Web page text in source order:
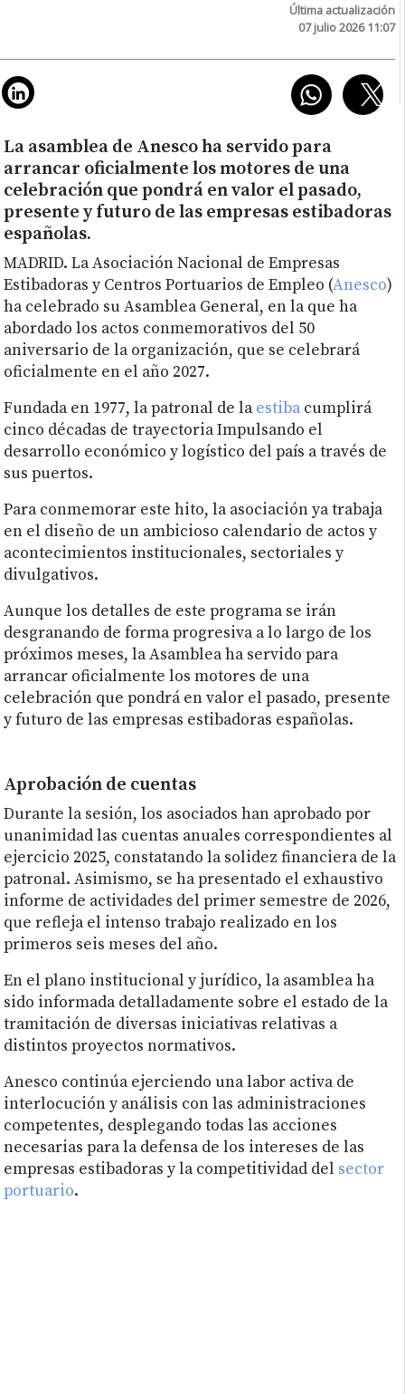
Última actualización
07 julio 2026 11:07
La asamblea de Anesco ha servido para
arrancar oficialmente los motores de una
celebración que pondrá en valor el pasado,
presente y futuro de las empresas estibadoras
españolas.
MADRID. La Asociación Nacional de Empresas
Estibadoras y Centros Portuarios de Empleo (Anesco)
ha celebrado su Asamblea General, en la que ha
abordado los actos conmemorativos del 50
aniversario de la organización, que se celebrará
oficialmente en el año 2027.
Fundada en 1977, la patronal de la estiba cumplirá
cinco décadas de trayectoria Impulsando el
desarrollo económico y logístico del país a través de
sus puertos.
Para conmemorar este hito, la asociación ya trabaja
en el diseño de un ambicioso calendario de actos y
acontecimientos institucionales, sectoriales y
divulgativos.
Aunque los detalles de este programa se irán
desgranando de forma progresiva a lo largo de los
próximos meses, la Asamblea ha servido para
arrancar oficialmente los motores de una
celebración que pondrá en valor el pasado, presente
y futuro de las empresas estibadoras españolas.
Aprobación de cuentas
Durante la sesión, los asociados han aprobado por
unanimidad las cuentas anuales correspondientes al
ejercicio 2025, constatando la solidez financiera de la
patronal. Asimismo, se ha presentado el exhaustivo
informe de actividades del primer semestre de 2026,
que refleja el intenso trabajo realizado en los
primeros seis meses del año.
En el plano institucional y jurídico, la asamblea ha
sido informada detalladamente sobre el estado de la
tramitación de diversas iniciativas relativas a
distintos proyectos normativos.
Anesco continúa ejerciendo una labor activa de
interlocución y análisis con las administraciones
competentes, desplegando todas las acciones
necesarias para la defensa de los intereses de las
empresas estibadoras y la competitividad del sector
portuario.